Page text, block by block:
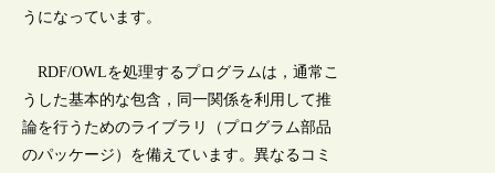
うになっています。
RDF/OWLを処理するプログラムは，通常こ
うした基本的な包含，同一関係を利用して推
論を行うためのライブラリ（プログラム部品
のパッケージ）を備えています。異なるコミ